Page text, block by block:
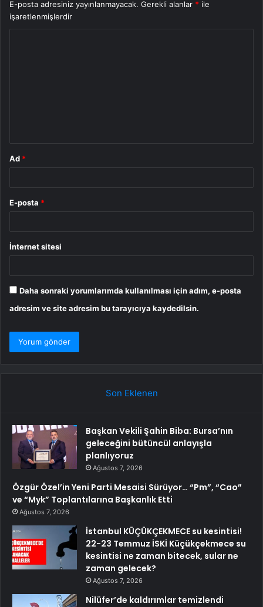
E-posta adresiniz yayınlanmayacak. Gerekli alanlar * ile
işaretlenmişlerdir
Ad *
E-posta *
İnternet sitesi
Daha sonraki yorumlarımda kullanılması için adım, e-posta
adresim ve site adresim bu tarayıcıya kaydedilsin.
Son Eklenen
Başkan Vekili Şahin Biba: Bursa’nın
geleceğini bütüncül anlayışla
planlıyoruz
Ağustos 7, 2026
Özgür Özel’in Yeni Parti Mesaisi Sürüyor… “Pm”, “Cao”
ve “Myk” Toplantılarına Başkanlık Etti
Ağustos 7, 2026
İstanbul KÜÇÜKÇEKMECE su kesintisi!
22-23 Temmuz İSKİ Küçükçekmece su
kesintisi ne zaman bitecek, sular ne
zaman gelecek?
Ağustos 7, 2026
Nilüfer’de kaldırımlar temizlendi